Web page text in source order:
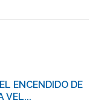
ENCENDIDO DE
VEL...